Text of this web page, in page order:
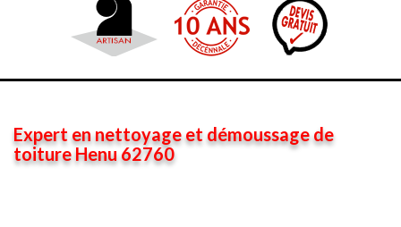
Expert en nettoyage et démoussage de
toiture Henu 62760